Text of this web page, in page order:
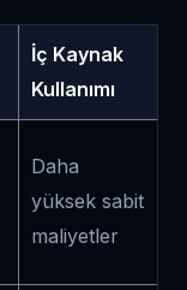
İç Kaynak
Kullanımı
Daha
yüksek sabit
maliyetler